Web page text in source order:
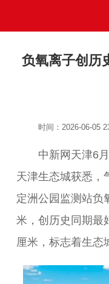
负氧离子创历
时间：2026-06-05
中新网天津6月5
天津生态城获悉，
定洲公园监测站负
米，创历史同期最
厘米，标志着生态